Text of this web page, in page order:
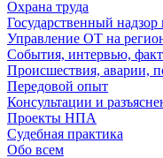
Охрана труда
Государственный надзор
Управление ОТ на
События, интервью,
Происшествия, аварии,
Передовой опыт
Консультации и
Проекты НПА
Судебная практика
Обо всем